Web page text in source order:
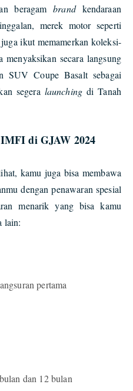
beragambrand kendaraan
merek motor seperti
juga ikut memamerkan koleksi-
secara langsung
SUV Coupe Basalt sebagai
segera launching di Tanah
di GJAW 2024
kamu juga bisa membawa
dengan penawaran spesial
menarik yang bisa kamu
lain:
pertama
dan 12 bulan